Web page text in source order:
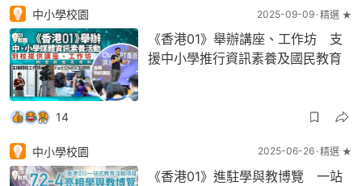
中小學校園 2025-09-09 精選 ★
《香港01》舉辦講座、工作坊 支
援中小學推行資訊素養及國民教育
14
中小學校園 2025-06-26 精選 ★
《香港01》進駐學與教博覽 一站